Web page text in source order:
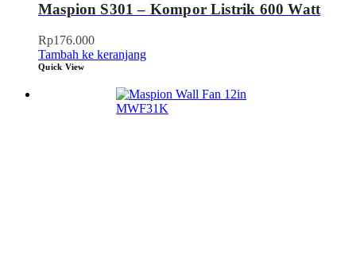
Maspion S301 – Kompor Listrik 600 Watt
Rp176.000
Tambah ke keranjang
Quick View